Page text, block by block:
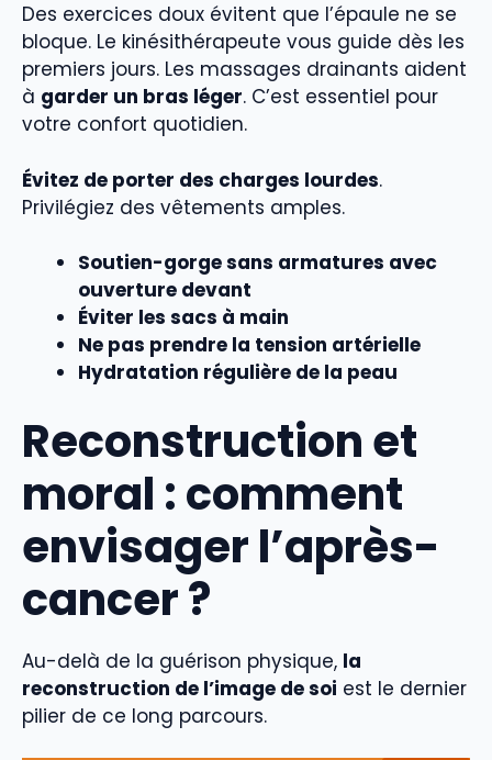
Des exercices doux évitent que l’épaule ne se
bloque. Le kinésithérapeute vous guide dès les
premiers jours. Les massages drainants aident
à garder un bras léger. C’est essentiel pour
votre confort quotidien.
Évitez de porter des charges lourdes.
Privilégiez des vêtements amples.
Soutien-gorge sans armatures avec
ouverture devant
Éviter les sacs à main
Ne pas prendre la tension artérielle
Hydratation régulière de la peau
Reconstruction et
moral : comment
envisager l’après-
cancer ?
Au-delà de la guérison physique, la
reconstruction de l’image de soi est le dernier
pilier de ce long parcours.